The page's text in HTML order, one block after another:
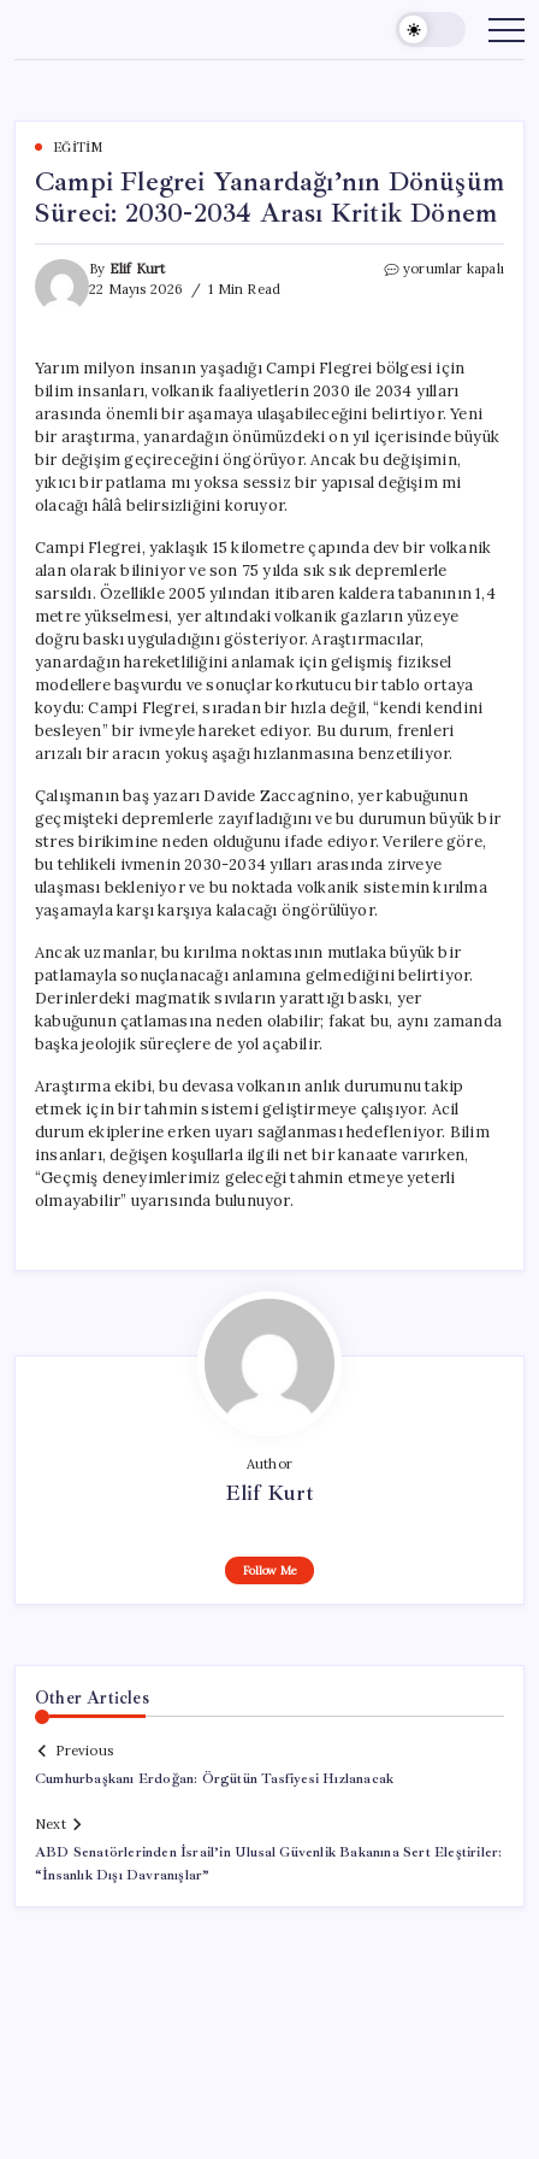
content
EĞITIM
Campi Flegrei Yanardağı’nın Dönüşüm
Süreci: 2030-2034 Arası Kritik Dönem
By Elif Kurt
22 Mayıs 2026
1 Min Read
Campi
2030-
2034
Arası
Kritik
Dönem
için
yorumlar kapalı
Yarım milyon insanın yaşadığı Campi Flegrei bölgesi için
bilim insanları, volkanik faaliyetlerin 2030 ile 2034 yılları
arasında önemli bir aşamaya ulaşabileceğini belirtiyor. Yeni
bir araştırma, yanardağın önümüzdeki on yıl içerisinde büyük
bir değişim geçireceğini öngörüyor. Ancak bu değişimin,
yıkıcı bir patlama mı yoksa sessiz bir yapısal değişim mi
olacağı hâlâ belirsizliğini koruyor.
Campi Flegrei, yaklaşık 15 kilometre çapında dev bir volkanik
alan olarak biliniyor ve son 75 yılda sık sık depremlerle
sarsıldı. Özellikle 2005 yılından itibaren kaldera tabanının 1,4
metre yükselmesi, yer altındaki volkanik gazların yüzeye
doğru baskı uyguladığını gösteriyor. Araştırmacılar,
yanardağın hareketliliğini anlamak için gelişmiş fiziksel
modellere başvurdu ve sonuçlar korkutucu bir tablo ortaya
koydu: Campi Flegrei, sıradan bir hızla değil, “kendi kendini
besleyen” bir ivmeyle hareket ediyor. Bu durum, frenleri
arızalı bir aracın yokuş aşağı hızlanmasına benzetiliyor.
Çalışmanın baş yazarı Davide Zaccagnino, yer kabuğunun
geçmişteki depremlerle zayıfladığını ve bu durumun büyük bir
stres birikimine neden olduğunu ifade ediyor. Verilere göre,
bu tehlikeli ivmenin 2030-2034 yılları arasında zirveye
ulaşması bekleniyor ve bu noktada volkanik sistemin kırılma
yaşamayla karşı karşıya kalacağı öngörülüyor.
Ancak uzmanlar, bu kırılma noktasının mutlaka büyük bir
patlamayla sonuçlanacağı anlamına gelmediğini belirtiyor.
Derinlerdeki magmatik sıvıların yarattığı baskı, yer
kabuğunun çatlamasına neden olabilir; fakat bu, aynı zamanda
başka jeolojik süreçlere de yol açabilir.
Araştırma ekibi, bu devasa volkanın anlık durumunu takip
etmek için bir tahmin sistemi geliştirmeye çalışıyor. Acil
durum ekiplerine erken uyarı sağlanması hedefleniyor. Bilim
insanları, değişen koşullarla ilgili net bir kanaate varırken,
“Geçmiş deneyimlerimiz geleceği tahmin etmeye yeterli
olmayabilir” uyarısında bulunuyor.
Author
Elif Kurt
Follow Me
Other Articles
Previous
Cumhurbaşkanı Erdoğan: Örgütün Tasfiyesi Hızlanacak
Next
ABD Senatörlerinden İsrail’in Ulusal Güvenlik Bakanına Sert Eleştiriler:
“İnsanlık Dışı Davranışlar”